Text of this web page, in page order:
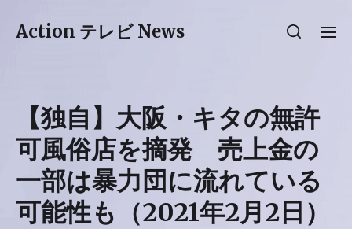
Action テレビ News
【独自】大阪・キタの無許
可風俗店を摘発 売上金の
一部は暴力団に流れている
可能性も（2021年2月2日）